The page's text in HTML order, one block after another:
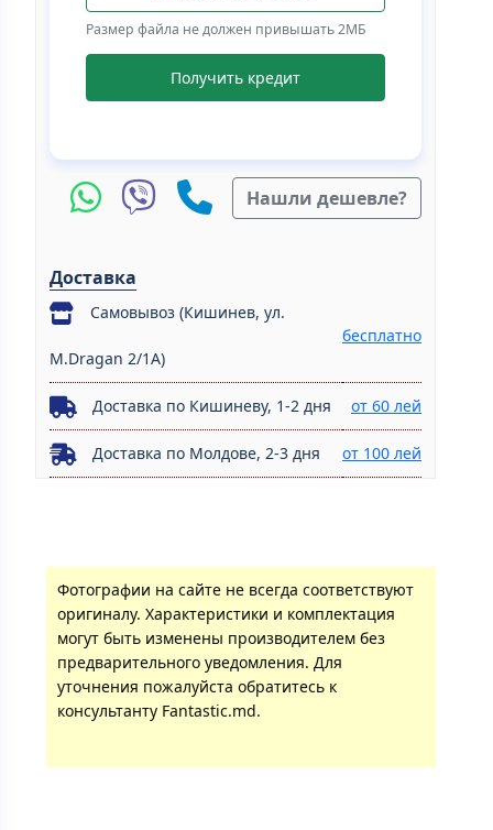
Размер файла не должен привышать 2МБ
Получить кредит
Нашли дешевле?
Доставка
Самовывоз (Кишинев, ул.
M.Dragan 2/1A)
бесплатно
Доставка по Кишиневу, 1-2 дня от 60 лей
Доставка по Молдове, 2-3 дня от 100 лей
Фотографии на сайте не всегда соответствуют
оригиналу. Характеристики и комплектация
могут быть изменены производителем без
предварительного уведомления. Для
уточнения пожалуйста обратитесь к
консультанту Fantastic.md.